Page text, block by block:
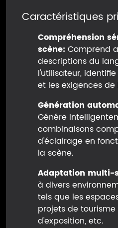
Caractéristiques
Compréhension
scène: Comprend
descriptions du
l'utilisateur,
et les exigences
Génération
Génére
combinaisons
d'éclairage en
la scène.
Adaptation multi-
à divers
tels que les
projets de
d'exposition, etc.